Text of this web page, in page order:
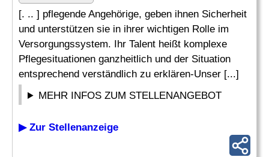
[. .. ] pflegende Angehörige, geben ihnen Sicherheit
und unterstützen sie in ihrer wichtigen Rolle im
Versorgungssystem. Ihr Talent heißt komplexe
Pflegesituationen ganzheitlich und der Situation
entsprechend verständlich zu erklären-Unser [...]
MEHR INFOS ZUM STELLENANGEBOT
▶ Zur Stellenanzeige